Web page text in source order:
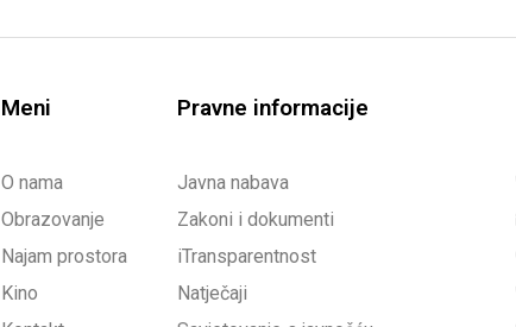
Meni
O nama
Obrazovanje
Najam prostora
Kino
Pravne informacije
Javna nabava
Zakoni i dokumenti
iTransparentnost
Natječaji